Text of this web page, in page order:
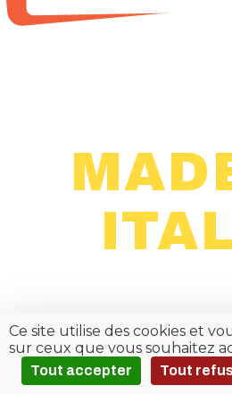
Ce site utilise des cookies et
sur ceux que vous souhaitez
Tout accepter Tout
18 - 27